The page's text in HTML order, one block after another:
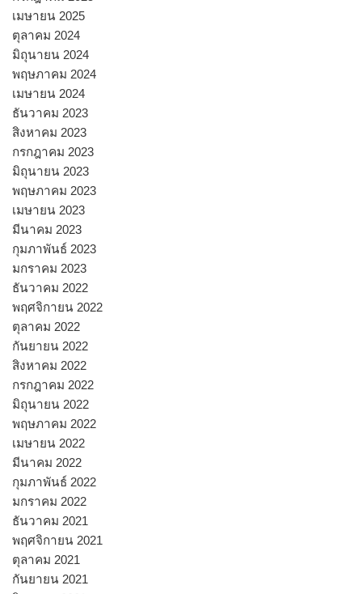
เมษายน 2025
ตุลาคม 2024
มิถุนายน 2024
พฤษภาคม 2024
เมษายน 2024
ธันวาคม 2023
สิงหาคม 2023
กรกฎาคม 2023
มิถุนายน 2023
พฤษภาคม 2023
เมษายน 2023
มีนาคม 2023
กุมภาพันธ์ 2023
มกราคม 2023
ธันวาคม 2022
พฤศจิกายน 2022
ตุลาคม 2022
กันยายน 2022
สิงหาคม 2022
กรกฎาคม 2022
มิถุนายน 2022
พฤษภาคม 2022
เมษายน 2022
มีนาคม 2022
กุมภาพันธ์ 2022
มกราคม 2022
ธันวาคม 2021
พฤศจิกายน 2021
ตุลาคม 2021
กันยายน 2021